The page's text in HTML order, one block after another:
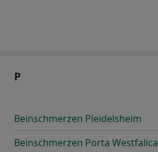
P
Beinschmerzen Pleidelsheim
Beinschmerzen Porta Westfalica